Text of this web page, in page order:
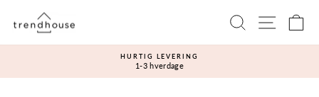
indhold
Søg
Sæt
diasshow
HURTIG LEVERING
1-3 hverdage